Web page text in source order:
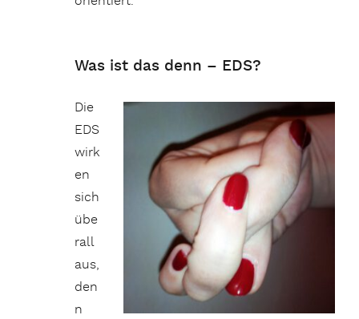
Was ist das denn – EDS?
Die
EDS
wirk
en
sich
übe
rall
aus,
den
n